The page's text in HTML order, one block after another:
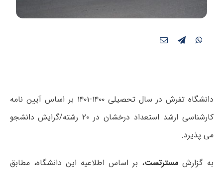
دانشگاه تفرش در سال تحصیلی ۱۴۰۰-۱۴۰۱ بر اساس آیین نامه
کارشناسی ارشد استعداد درخشان در ۲۰ رشته/گرایش دانشجو
می پذیرد.
به گزارش مسترتست، بر اساس اطلاعیه این دانشگاه، مطابق